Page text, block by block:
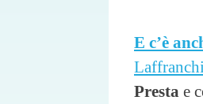
E c’è
Presta e